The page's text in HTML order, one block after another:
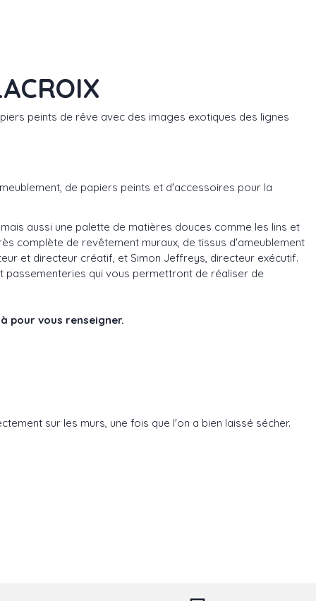
peints de rêve avec des images exotiques des lignes
de papiers peints et d'accessoires pour la
aussi une palette de matières douces comme les lins et
complète de revêtement muraux, de tissus d'ameublement
et directeur créatif, et Simon Jeffreys, directeur exécutif.
passementeries qui vous permettront de réaliser de
pour vous renseigner.
sur les murs, une fois que l'on a bien laissé sécher.